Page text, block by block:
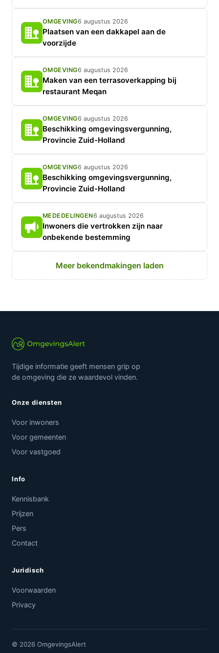
OMGEVING6 augustus 2026
Plaatsen van een dakkapel aan de
voorzijde
OMGEVING6 augustus 2026
Maken van een terrasoverkapping bij
restaurant Meqan
OMGEVING6 augustus 2026
Beschikking omgevingsvergunning,
Provincie Zuid-Holland
OMGEVING6 augustus 2026
Beschikking omgevingsvergunning,
Provincie Zuid-Holland
MEDEDELINGEN6 augustus 2026
Inwoners die vertrokken zijn naar
onbekende bestemming
Meer bekendmakingen laden
Tijdige informatie geeft mensen grip op
de omgeving die ze waardevol vinden.
Onze diensten
Voor inwoners
Voor gemeenten
Voor vastgoed
Info
Kennisbank
Prijzen
Pers
Contact
Juridisch
Voorwaarden
Privacy
© 2026 OmgevingsAlert